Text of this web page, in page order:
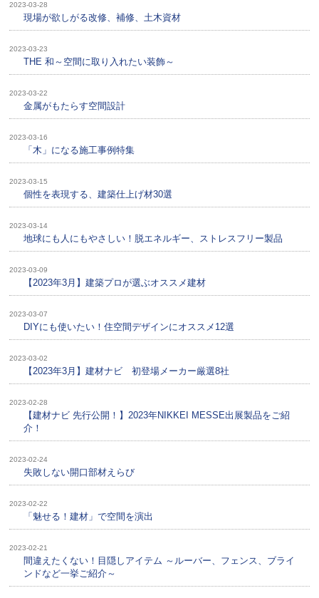
2023-03-28
現場が欲しがる改修、補修、土木資材
2023-03-23
THE 和～空間に取り入れたい装飾～
2023-03-22
金属がもたらす空間設計
2023-03-16
「木」になる施工事例特集
2023-03-15
個性を表現する、建築仕上げ材30選
2023-03-14
地球にも人にもやさしい！脱エネルギー、ストレスフリー製品
2023-03-09
【2023年3月】建築プロが選ぶオススメ建材
2023-03-07
DIYにも使いたい！住空間デザインにオススメ12選
2023-03-02
【2023年3月】建材ナビ 初登場メーカー厳選8社
2023-02-28
【建材ナビ 先行公開！】2023年NIKKEI MESSE出展製品をご紹
介！
2023-02-24
失敗しない開口部材えらび
2023-02-22
「魅せる！建材」で空間を演出
2023-02-21
間違えたくない！目隠しアイテム ～ルーバー、フェンス、ブライ
ンドなど一挙ご紹介～